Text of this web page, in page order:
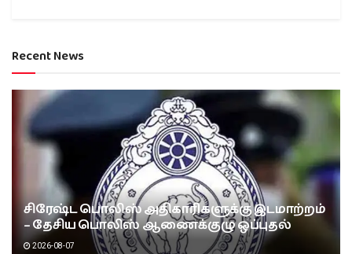
Recent News
சிரேஷ்ட பொலிஸ் அதிகாரிகளுக்கு இடமாற்றம்
– தேசிய பொலிஸ் ஆணைக்குழு ஒப்புதல்
2026-08-07